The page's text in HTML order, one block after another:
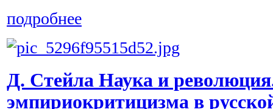
подробнее
Д. Стейла Наука и
эмпириокритицизма в